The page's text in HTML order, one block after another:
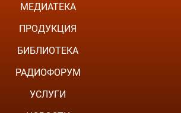
МЕДИАТЕКА
ПРОДУКЦИЯ
БИБЛИОТЕКА
РАДИОФОРУМ
УСЛУГИ